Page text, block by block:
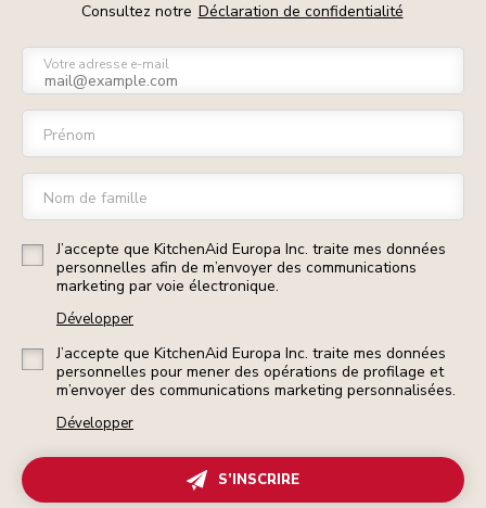
Consultez notre Déclaration de confidentialité
Votre adresse e-mail
Prénom
Nom de famille
J’accepte que KitchenAid Europa Inc. traite mes données
personnelles afin de m’envoyer des communications
marketing par voie électronique.
Développer
J’accepte que KitchenAid Europa Inc. traite mes données
personnelles pour mener des opérations de profilage et
m’envoyer des communications marketing personnalisées.
Développer
S’INSCRIRE